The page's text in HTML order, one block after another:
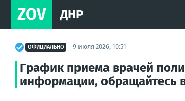
ZOV ДНР
ОФИЦИАЛЬНО 9 июля 2026, 10:51
График приема врачей
информации, обращайтесь